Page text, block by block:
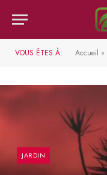
VOUS ÊTES À: Accueil »
JARDIN